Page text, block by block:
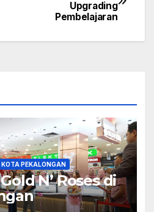
Upgrading
Pembelajaran
KOTA PEKALONGAN
N’ Roses di